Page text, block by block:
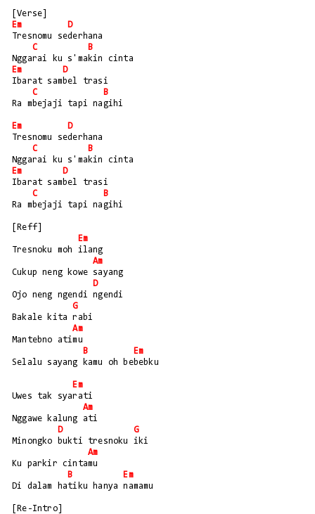
[Verse]
Em
D
Tresnomu sederhana
C
B
Nggarai ku s'makin cinta
Em
D
Ibarat sambel trasi
C
B
Ra mbejaji tapi nagihi
Em
D
Tresnomu sederhana
C
B
Nggarai ku s'makin cinta
Em
D
Ibarat sambel trasi
C
B
Ra mbejaji tapi nagihi
[Reff]
Em
Tresnoku moh ilang
Am
Cukup neng kowe sayang
D
Ojo neng ngendi ngendi
G
Bakale kita rabi
Am
Mantebno atimu
B
Em
Selalu sayang kamu oh bebebku
Em
Uwes tak syarati
Am
Nggawe kalung ati
D
G
Minongko bukti tresnoku iki
Am
Ku parkir cintamu
B
Em
Di dalam hatiku hanya namamu
[Re-Intro]